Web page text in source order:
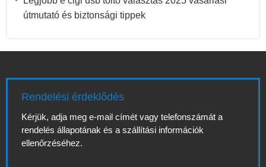
útmutató és biztonsági tippek
Rendelési érdeklődés
Kérjük, adja meg e-mail címét vagy telefonszámát a
rendelés állapotának és a szállítási információk
ellenőrzéséhez.